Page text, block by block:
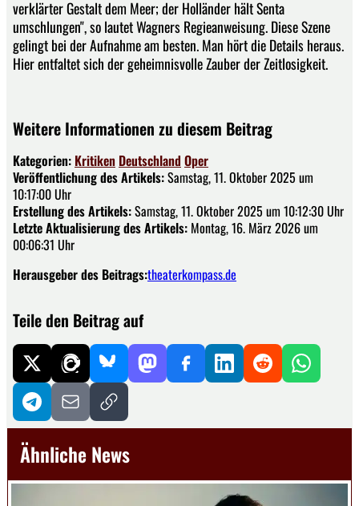
verklärter Gestalt dem Meer; der Holländer hält Senta
umschlungen", so lautet Wagners Regieanweisung. Diese Szene
gelingt bei der Aufnahme am besten. Man hört die Details heraus.
Hier entfaltet sich der geheimnisvolle Zauber der Zeitlosigkeit.
Weitere Informationen zu diesem Beitrag
Kategorien: Kritiken Deutschland Oper
Veröffentlichung des Artikels:Samstag, 11. Oktober 2025 um
10:17:00 Uhr
Erstellung des Artikels:Samstag, 11. Oktober 2025 um 10:12:30 Uhr
Letzte Aktualisierung des Artikels: Montag, 16. März 2026 um
00:06:31 Uhr
Herausgeber des Beitrags:theaterkompass.de
Teile den Beitrag auf
Ähnliche News